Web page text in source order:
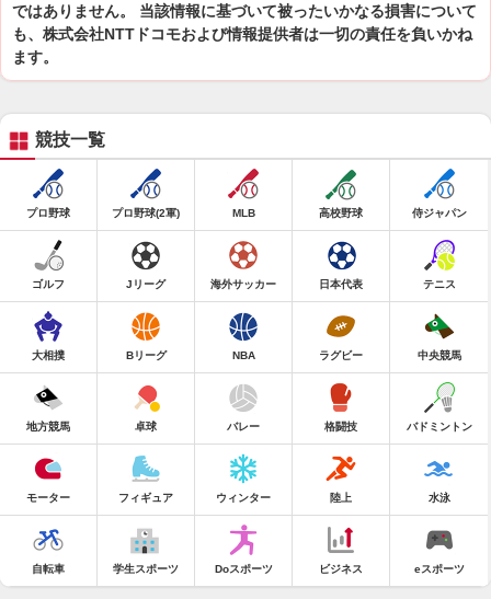
ではありません。 当該情報に基づいて被ったいかなる損害について
も、株式会社NTTドコモおよび情報提供者は一切の責任を負いかね
ます。
競技一覧
プロ野球 プロ野球(2軍) MLB 高校野球 侍ジャパン
ゴルフ Jリーグ 海外サッカー 日本代表 テニス
大相撲 Bリーグ NBA ラグビー 中央競馬
地方競馬 卓球 バレー 格闘技 バドミントン
モーター フィギュア ウィンター 陸上 水泳
自転車 学生スポーツ Doスポーツ ビジネス eスポーツ